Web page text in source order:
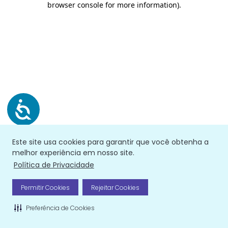
Este site usa cookies para garantir que você obtenha a
melhor experiência em nosso site.
Política de Privacidade
Permitir Cookies Rejeitar Cookies
Preferência de Cookies
browser console for more information).